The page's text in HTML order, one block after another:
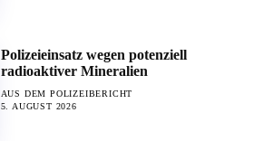
Polizeieinsatz wegen potenziell
radioaktiver Mineralien
AUS DEM POLIZEIBERICHT
5. AUGUST 2026